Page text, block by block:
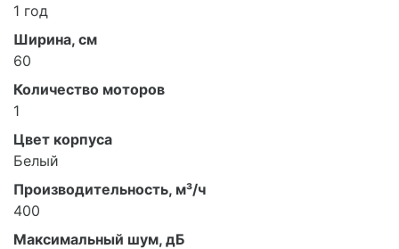
1 год
Ширина, см
60
Количество моторов
1
Цвет корпуса
Белый
Производительность, м³/ч
400
Максимальный шум, дБ